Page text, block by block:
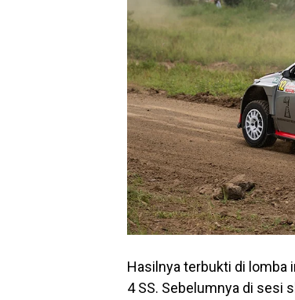
Hasilnya terbukti di lomba
4 SS. Sebelumnya di sesi